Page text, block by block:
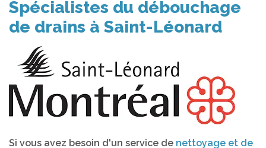
Spécialistes du débouchage
de drains à Saint-Léonard
Si vous avez besoin d'un service de nettoyage et de